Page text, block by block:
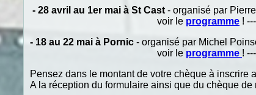
- 28 avril au 1er mai à St Cast - organisé par
voir le programme !
- 18 au 22 mai à Pornic - organisé par Michel
voir le programme !
Pensez dans le montant de votre chèque à inscrire
A la réception du formulaire ainsi que du chèque